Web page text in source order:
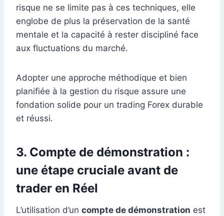
risque ne se limite pas à ces techniques, elle
englobe de plus la préservation de la santé
mentale et la capacité à rester discipliné face
aux fluctuations du marché.
Adopter une approche méthodique et bien
planifiée à la gestion du risque assure une
fondation solide pour un trading Forex durable
et réussi.
3. Compte de démonstration :
une étape cruciale avant de
trader en Réel
L’utilisation d’un compte de démonstration est